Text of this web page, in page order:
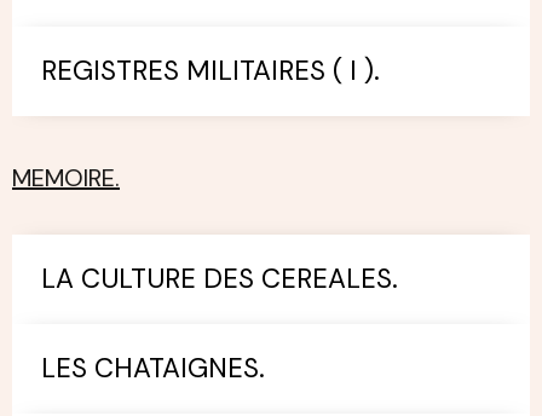
REGISTRES MILITAIRES ( I ).
MEMOIRE.
LA CULTURE DES CEREALES.
LES CHATAIGNES.